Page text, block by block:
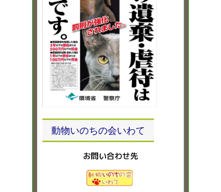
動物いのちの会いわて
お問い合わせ先